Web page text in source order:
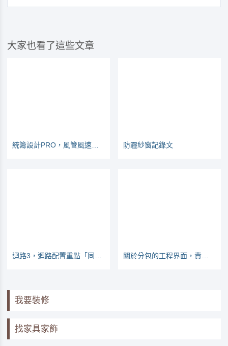
大家也看了這些文章
防霾紗窗記錄文
我要裝修
找家具家飾